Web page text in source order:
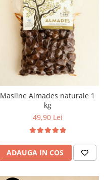
Masline Almades naturale 1
kg
49,90 Lei
ADAUGA IN COS